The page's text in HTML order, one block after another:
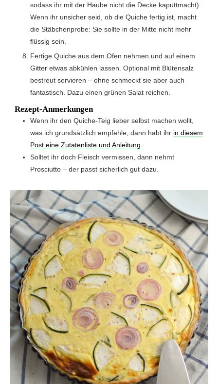
sodass ihr mit der Haube nicht die Decke kaputtmacht).
Wenn ihr unsicher seid, ob die Quiche fertig ist, macht
die Stäbchenprobe: Sie sollte in der Mitte nicht mehr
flüssig sein.
Fertige Quiche aus dem Ofen nehmen und auf einem
Gitter etwas abkühlen lassen. Optional mit Blütensalz
bestreut servieren – ohne schmeckt sie aber auch
fantastisch. Dazu einen grünen Salat reichen.
Rezept-Anmerkungen
Wenn ihr den Quiche-Teig lieber selbst machen wollt,
was ich grundsätzlich empfehle, dann habt ihr in diesem
Post eine Zutatenliste und Anleitung
Solltet ihr doch Fleisch vermissen, dann nehmt
Prosciutto – der passt sicherlich gut dazu.